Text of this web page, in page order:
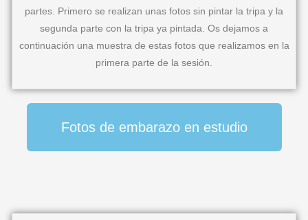
partes. Primero se realizan unas fotos sin pintar la tripa y la
segunda parte con la tripa ya pintada. Os dejamos a
continuación una muestra de estas fotos que realizamos en la
primera parte de la sesión.
Fotos de embarazo en estudio